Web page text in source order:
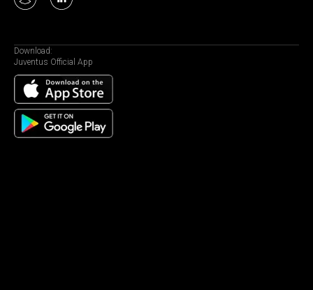
Download:
Juventus Official App